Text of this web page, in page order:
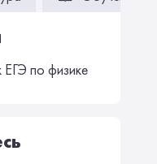
ЕГЭ по физике